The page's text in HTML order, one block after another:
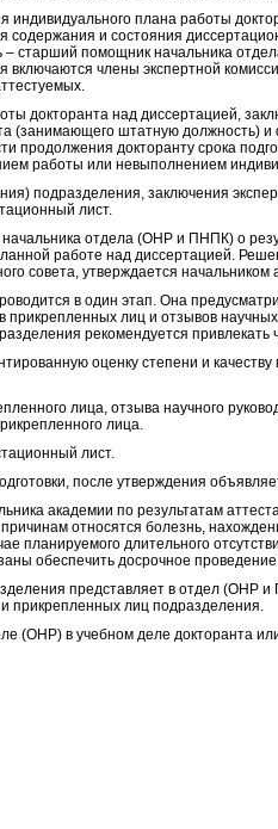
индивидуального плана работы
содержания и состояния
– старший помощник начальника
включаются члены экспертной
докторанта над диссертацией,
(занимающего штатную должность)
продолжения докторанту срока
работы или невыполнением
подразделения, заключения
лист.
отдела (ОНР и ПНПК) о
работе над диссертацией.
совета, утверждается
в один этап. Она
лиц и отзывов
рекомендуется
оценку степени и
лица, отзыва научного
лица.
лист.
после утверждения
академии по результатам
относятся болезнь,
планируемого длительного
обеспечить досрочное
представляет в отдел (ОНР
прикрепленных лиц подразделения.
(ОНР) в учебном деле докторанта